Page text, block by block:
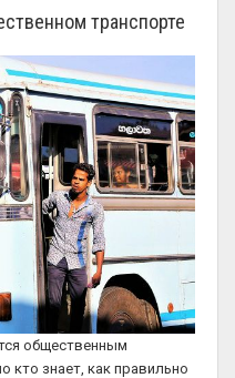
транспорте
общественным
кто знает, как правильно